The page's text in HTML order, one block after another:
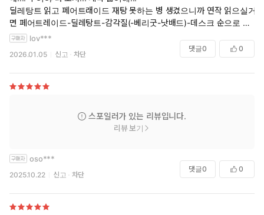
딜레탕트 읽고 페어트래이드 재탕 못하는 병 생겼으니까 연작 읽으실거
면 페어트레이드-딜레탕트-감각질(-베리굿-낫배드)-데스크 순으로 읽으
세요 lov***
2026.01.05 신고 차단
댓글0 0
스포일러가 있는 리뷰입니다.
리뷰 보기
oso***
2025.10.22 신고 차단
댓글0 0